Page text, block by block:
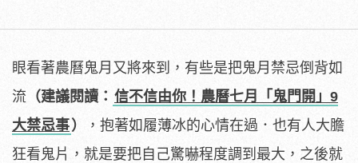
眼看著農曆鬼月又將來到，有些是把鬼月禁忌倒背如
流 （建議閱讀： 信不信由你！農曆七月「鬼門開」9
大禁忌事）
，抱著如履薄冰的心情在過．也有人大膽
狂看鬼片，就是要把自己驚嚇程度調到最大，之後就